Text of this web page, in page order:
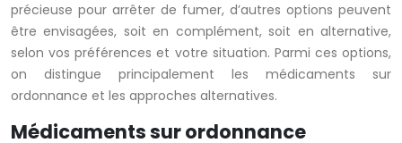
précieuse pour arrêter de fumer, d’autres options peuvent
être envisagées, soit en complément, soit en alternative,
selon vos préférences et votre situation. Parmi ces options,
on distingue principalement les médicaments sur
ordonnance et les approches alternatives.
Médicaments sur ordonnance